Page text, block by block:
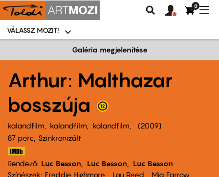
Moziválasztó
menü
VÁLASSZ MOZIT!
Keresés
Felhasználói
fiók
0
Galéria megjelenítése
Arthur: Malthazar
bosszúja
kalandfilm kalandfilm kalandfilm
2009
87 perc,
Szinkronizált
Rendező Luc Besson Luc Besson
Luc Besson
Színészek
Freddie Highmore Lou Reed
Mia Farrow